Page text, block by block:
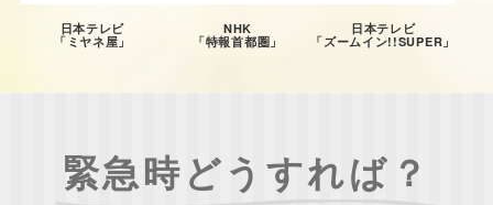
日本テレビ
「ミヤネ屋」
NHK
「特報首都圏」
日本テレビ
「ズームイン!!SUPER」
緊急時どうすれば？